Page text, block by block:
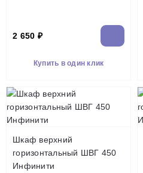
2 650 ₽
Купить в один клик
Шкаф верхний
горизонтальный ШВГ 450
Инфинити